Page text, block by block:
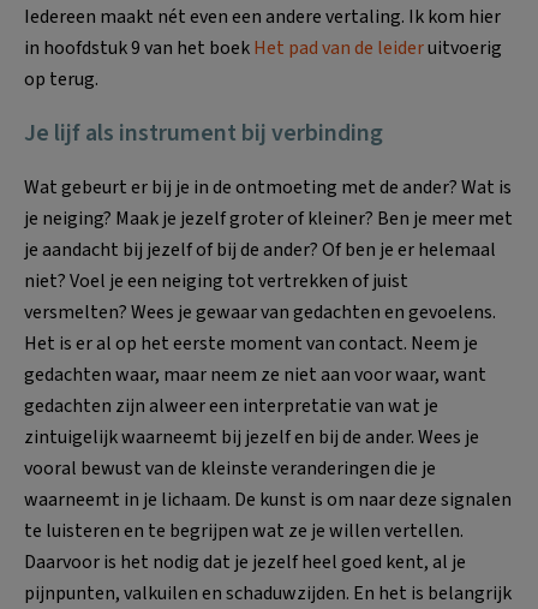
Iedereen maakt nét even een andere vertaling. Ik kom hier
in hoofdstuk 9 van het boekHet pad van de leideruitvoerig
op terug.
Je lijf als instrument bij verbinding
Wat gebeurt er bij je in de ontmoeting met de ander? Wat is
je neiging? Maak je jezelf groter of kleiner? Ben je meer met
je aandacht bij jezelf of bij de ander? Of ben je er helemaal
niet? Voel je een neiging tot vertrekken of juist
versmelten? Wees je gewaar van gedachten en gevoelens.
Het is er al op het eerste moment van contact. Neem je
gedachten waar, maar neem ze niet aan voor waar, want
gedachten zijn alweer een interpretatie van wat je
zintuigelijk waarneemt bij jezelf en bij de ander. Wees je
vooral bewust van de kleinste veranderingen die je
waarneemt in je lichaam. De kunst is om naar deze signalen
te luisteren en te begrijpen wat ze je willen vertellen.
Daarvoor is het nodig dat je jezelf heel goed kent, al je
pijnpunten, valkuilen en schaduwzijden. En het is belangrijk